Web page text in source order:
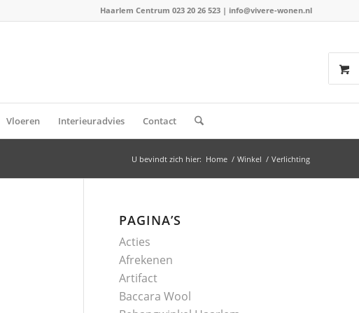
Haarlem Centrum 023 20 26 523 | info@vivere-wonen.nl
Vloeren Interieuradvies Contact
U bevindt zich hier: Home / Winkel / Verlichting
PAGINA’S
Acties
Afrekenen
Artifact
Baccara Wool